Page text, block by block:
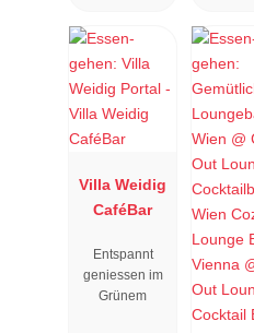
Villa Weidig
CaféBar
Entspannt
geniessen im
Grünem